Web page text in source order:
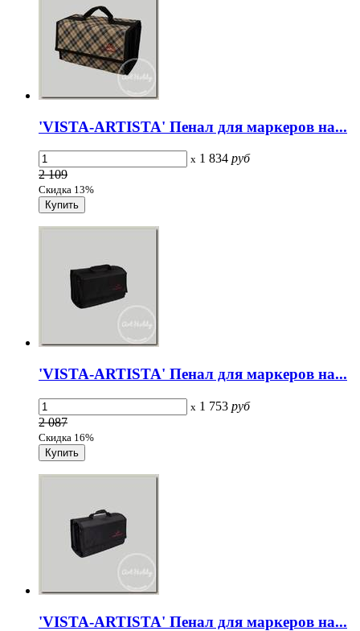
'VISTA-ARTISTA' Пенал для маркеров на...
x 1 834 руб
2 109
Скидка 13%
'VISTA-ARTISTA' Пенал для маркеров на...
x 1 753 руб
2 087
Скидка 16%
'VISTA-ARTISTA' Пенал для маркеров на...